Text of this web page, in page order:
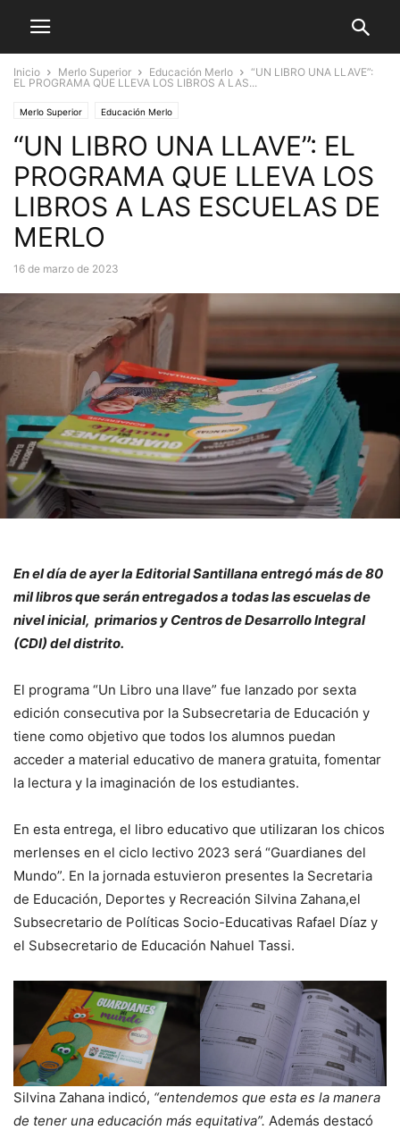
Inicio Merlo Superior Educación Merlo
“UN LIBRO UNA LLAVE”:
EL PROGRAMA QUE LLEVA LOS LIBROS A LAS...
Merlo Superior Educación Merlo
“UN LIBRO UNA LLAVE”: EL
PROGRAMA QUE LLEVA LOS
LIBROS A LAS ESCUELAS DE
MERLO
16 de marzo de 2023
En el día de ayer la Editorial Santillana entregó más de 80
mil libros que serán entregados a todas las escuelas de
nivel inicial, primarios y Centros de Desarrollo Integral
(CDI) del distrito.
El programa “Un Libro una llave” fue lanzado por sexta
edición consecutiva por la Subsecretaria de Educación y
tiene como objetivo que todos los alumnos puedan
acceder a material educativo de manera gratuita, fomentar
la lectura y la imaginación de los estudiantes.
En esta entrega, el libro educativo que utilizaran los chicos
merlenses en el ciclo lectivo 2023 será “Guardianes del
Mundo”. En la jornada estuvieron presentes la Secretaria
de Educación, Deportes y Recreación Silvina Zahana,el
Subsecretario de Políticas Socio-Educativas Rafael Díaz y
el Subsecretario de Educación Nahuel Tassi.
Silvina Zahana indicó, “entendemos que esta es la manera
de tener una educación más equitativa”. Además destacó